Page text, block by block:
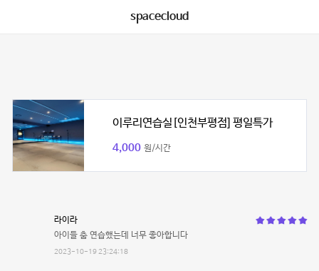
spacecloud
이루리연습실[인천부평점] 평일특가
4,000 원/시간
라이라
아이들 춤 연습했는데 너무 좋아합니다
2023-10-19 23:24:18